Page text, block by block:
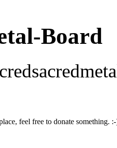
Board
feel free to donate something.